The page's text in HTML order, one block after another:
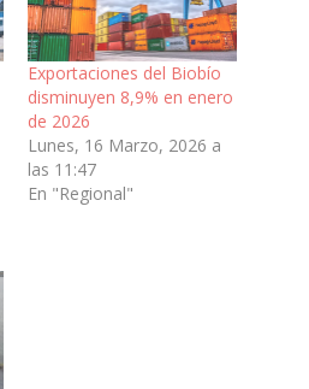
Exportaciones del Biobío
disminuyen 8,9% en enero
de 2026
Lunes, 16 Marzo, 2026 a
las 11:47
En "Regional"